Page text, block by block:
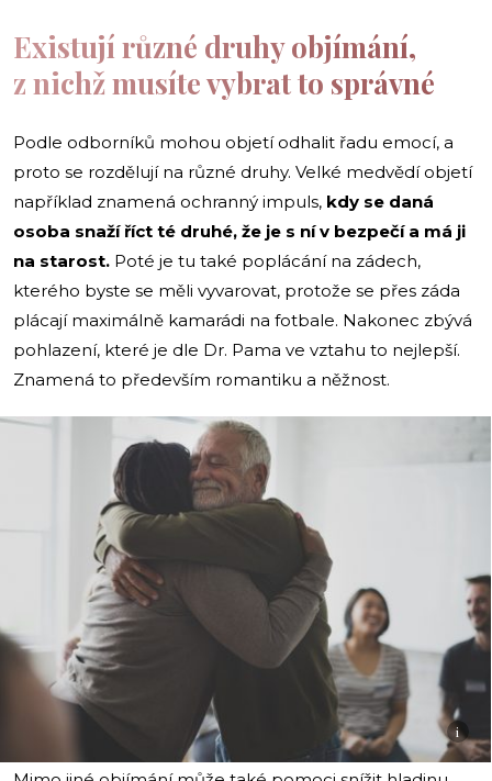
Existují různé druhy objímání,
z nichž musíte vybrat to správné
Podle odborníků mohou objetí odhalit řadu emocí, a
proto se rozdělují na různé druhy. Velké medvědí objetí
například znamená ochranný impuls, kdy se daná
osoba snaží říct té druhé, že je s ní v bezpečí a má ji
na starost. Poté je tu také poplácání na zádech,
kterého byste se měli vyvarovat, protože se přes záda
plácají maximálně kamarádi na fotbale. Nakonec zbývá
pohlazení, které je dle Dr. Pama ve vztahu to nejlepší.
Znamená to především romantiku a něžnost.
i